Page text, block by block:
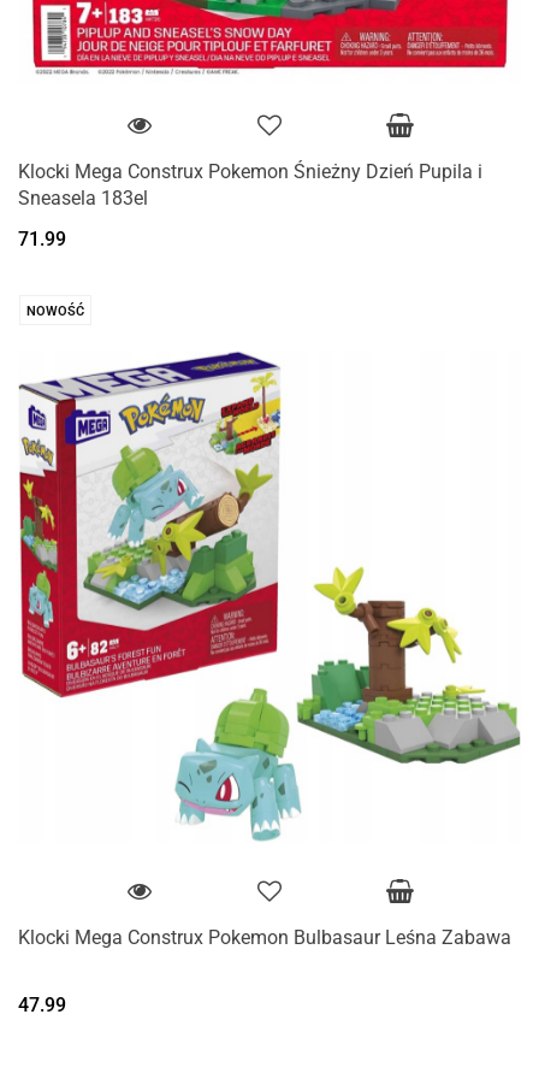
Klocki Mega Construx Pokemon Śnieżny Dzień Pupila i
Sneasela 183el
71.99
NOWOŚĆ
Klocki Mega Construx Pokemon Bulbasaur Leśna Zabawa
47.99